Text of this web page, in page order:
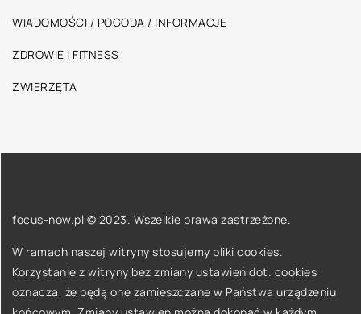
WIADOMOŚCI / POGODA / INFORMACJE
ZDROWIE I FITNESS
ZWIERZĘTA
focus-now.pl © 2023. Wszelkie prawa zastrzeżone.
W ramach naszej witryny stosujemy pliki cookies.
Korzystanie z witryny bez zmiany ustawień dot. cookies
oznacza, że będą one zamieszczane w Państwa urządzeniu